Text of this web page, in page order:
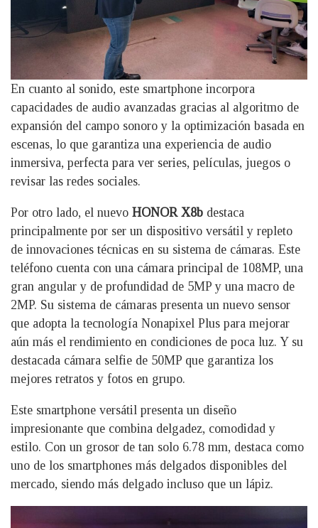
En cuanto al sonido, este smartphone incorpora
capacidades de audio avanzadas gracias al algoritmo de
expansión del campo sonoro y la optimización basada en
escenas, lo que garantiza una experiencia de audio
inmersiva, perfecta para ver series, películas, juegos o
revisar las redes sociales.
Por otro lado, el nuevo HONOR X8b destaca
principalmente por ser un dispositivo versátil y repleto
de innovaciones técnicas en su sistema de cámaras. Este
teléfono cuenta con una cámara principal de 108MP, una
gran angular y de profundidad de 5MP y una macro de
2MP. Su sistema de cámaras presenta un nuevo sensor
que adopta la tecnología Nonapixel Plus para mejorar
aún más el rendimiento en condiciones de poca luz. Y su
destacada cámara selfie de 50MP que garantiza los
mejores retratos y fotos en grupo.
Este smartphone versátil presenta un diseño
impresionante que combina delgadez, comodidad y
estilo. Con un grosor de tan solo 6.78 mm, destaca como
uno de los smartphones más delgados disponibles del
mercado, siendo más delgado incluso que un lápiz.